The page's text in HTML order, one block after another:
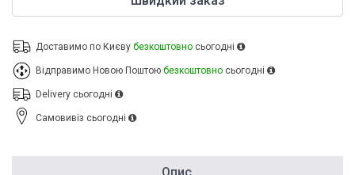
Доставимо по Києву безкоштовно сьогодні
Відправимо Новою Поштою безкоштовно сьогодні
Delivery сьогодні
Cамовивіз сьогодні
Опис